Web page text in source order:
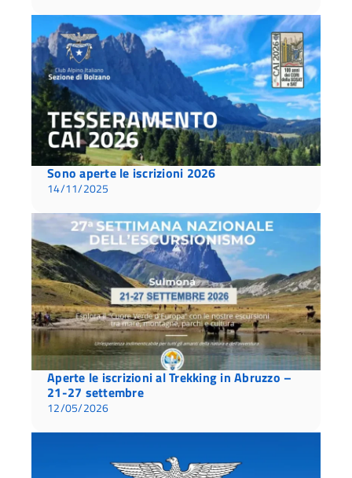
Aperte le iscrizioni al Trekking in Abruzzo –
21-27 settembre
12/05/2026
Sono aperte le iscrizioni 2026
14/11/2025